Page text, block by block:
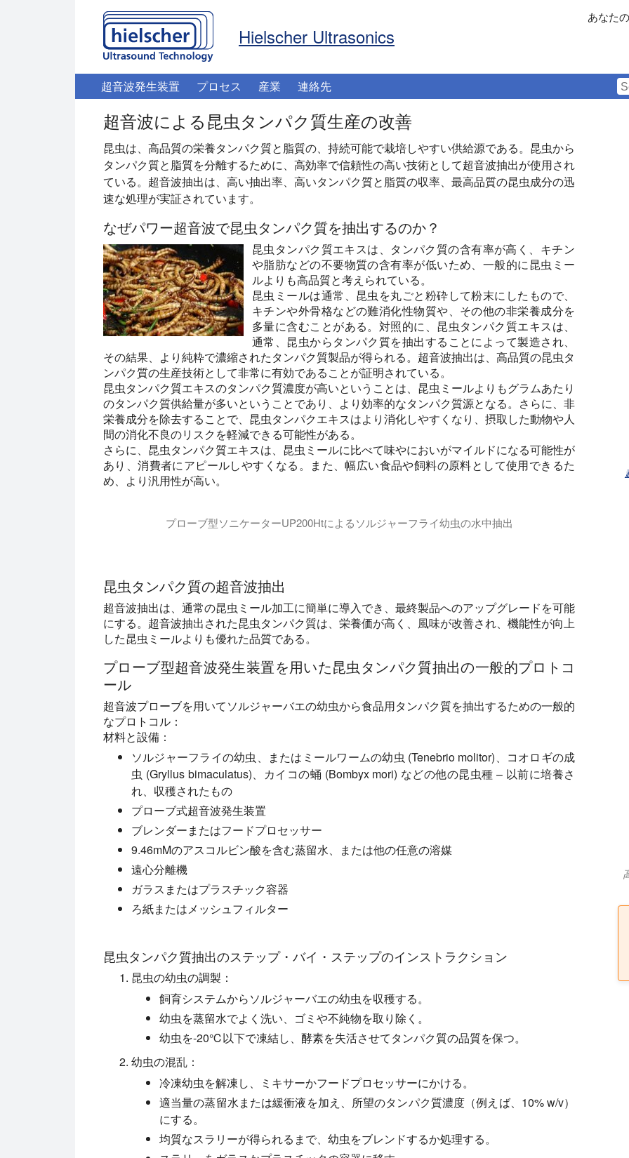
Hielscher Ultrasonics
あなた
超音波発生装置 プロセス 産業 連絡先
超音波による昆虫タンパク質生産の改善
昆虫は、高品質の栄養タンパク質と脂質の、持続可能で栽培しやすい供給源である。昆虫から
タンパク質と脂質を分離するために、高効率で信頼性の高い技術として超音波抽出が使用され
ている。超音波抽出は、高い抽出率、高いタンパク質と脂質の収率、最高品質の昆虫成分の迅
速な処理が実証されています。
なぜパワー超音波で昆虫タンパク質を抽出するのか？
昆虫タンパク質エキスは、タンパク質の含有率が高く、キチン
や脂肪などの不要物質の含有率が低いため、一般的に昆虫ミー
ルよりも高品質と考えられている。
昆虫ミールは通常、昆虫を丸ごと粉砕して粉末にしたもので、
キチンや外骨格などの難消化性物質や、その他の非栄養成分を
多量に含むことがある。対照的に、昆虫タンパク質エキスは、
通常、昆虫からタンパク質を抽出することによって製造され、
その結果、より純粋で濃縮されたタンパク質製品が得られる。超音波抽出は、高品質の昆虫タ
ンパク質の生産技術として非常に有効であることが証明されている。
昆虫タンパク質エキスのタンパク質濃度が高いということは、昆虫ミールよりもグラムあたり
のタンパク質供給量が多いということであり、より効率的なタンパク質源となる。さらに、非
栄養成分を除去することで、昆虫タンパクエキスはより消化しやすくなり、摂取した動物や人
間の消化不良のリスクを軽減できる可能性がある。
さらに、昆虫タンパク質エキスは、昆虫ミールに比べて味やにおいがマイルドになる可能性が
あり、消費者にアピールしやすくなる。また、幅広い食品や飼料の原料として使用できるた
め、より汎用性が高い。
プローブ型ソニケーターUP200Htによるソルジャーフライ幼虫の水中抽出
昆虫タンパク質の超音波抽出
超音波抽出は、通常の昆虫ミール加工に簡単に導入でき、最終製品へのアップグレードを可能
にする。超音波抽出された昆虫タンパク質は、栄養価が高く、風味が改善され、機能性が向上
した昆虫ミールよりも優れた品質である。
プローブ型超音波発生装置を用いた昆虫タンパク質抽出の一般的プロトコ
ール
超音波プローブを用いてソルジャーバエの幼虫から食品用タンパク質を抽出するための一般的
なプロトコル：
材料と設備：
ソルジャーフライの幼虫、またはミールワームの幼虫 (Tenebrio molitor)、コオロギの成
虫 (Gryllus bimaculatus)、カイコの蛹 (Bombyx mori) などの他の昆虫種 – 以前に培養さ
れ、収穫されたもの
プローブ式超音波発生装置
ブレンダーまたはフードプロセッサー
9.46mMのアスコルビン酸を含む蒸留水、または他の任意の溶媒
遠心分離機
ガラスまたはプラスチック容器
ろ紙またはメッシュフィルター
昆虫タンパク質抽出のステップ・バイ・ステップのインストラクション
昆虫の幼虫の調製：
飼育システムからソルジャーバエの幼虫を収穫する。
幼虫を蒸留水でよく洗い、ゴミや不純物を取り除く。
幼虫を-20℃以下で凍結し、酵素を失活させてタンパク質の品質を保つ。
幼虫の混乱：
冷凍幼虫を解凍し、ミキサーかフードプロセッサーにかける。
適当量の蒸留水または緩衝液を加え、所望のタンパク質濃度（例えば、10% w/v）
にする。
均質なスラリーが得られるまで、幼虫をブレンドするか処理する。